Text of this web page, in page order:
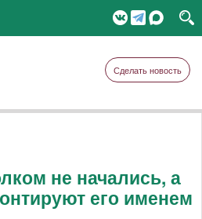
Сделать новость
не начались, а
его именем